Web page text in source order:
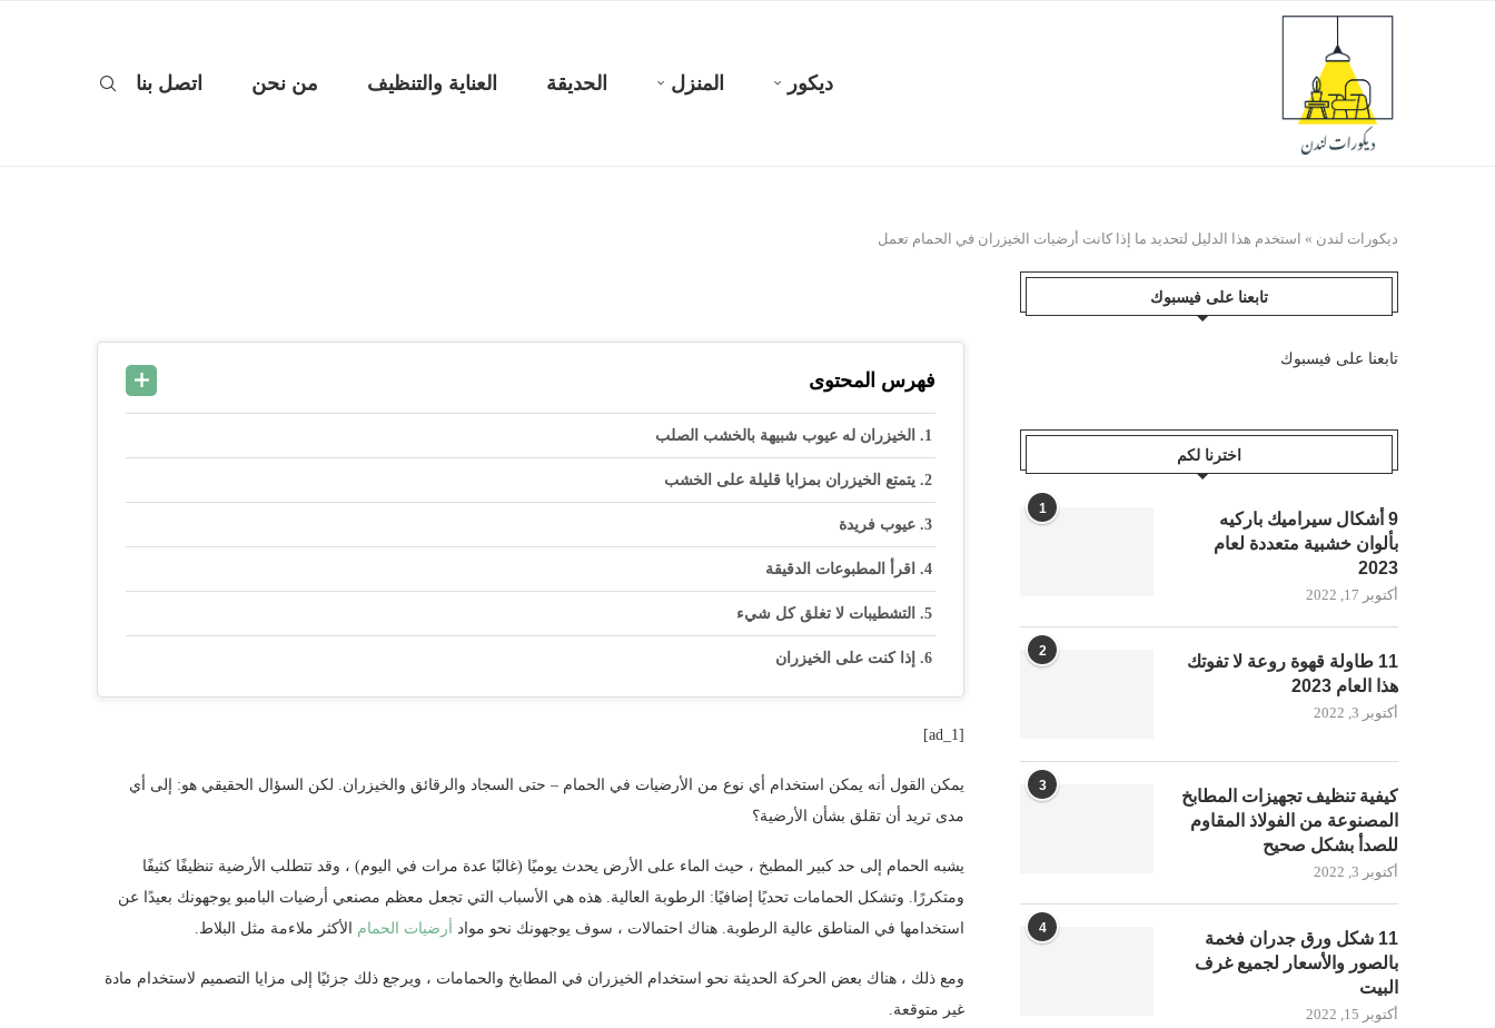
ديكور المنزل الحديقة العناية والتنظيف من نحن اتصل بنا
ديكورات لندن » استخدم هذا الدليل لتحديد ما إذا كانت أرضيات الخيزران في الحمام تعمل
فهرس المحتوى
الخيزران له عيوب شبيهة بالخشب الصلب
يتمتع الخيزران بمزايا قليلة على الخشب
عيوب فريدة
اقرأ المطبوعات الدقيقة
التشطيبات لا تغلق كل شيء
إذا كنت على الخيزران
[ad_1]
يمكن القول أنه يمكن استخدام أي نوع من الأرضيات في الحمام – حتى السجاد والرقائق والخيزران. لكن السؤال الحقيقي هو: إلى أي
مدى تريد أن تقلق بشأن الأرضية؟
يشبه الحمام إلى حد كبير المطبخ ، حيث الماء على الأرض يحدث يوميًا (غالبًا عدة مرات في اليوم) ، وقد تتطلب الأرضية تنظيفًا كثيفًا
ومتكررًا. وتشكل الحمامات تحديًا إضافيًا: الرطوبة العالية. هذه هي الأسباب التي تجعل معظم مصنعي أرضيات البامبو يوجهونك بعيدًا عن
استخدامها في المناطق عالية الرطوبة. هناك احتمالات ، سوف يوجهونك نحو مواد أرضيات الحمام الأكثر ملاءمة مثل البلاط.
ومع ذلك ، هناك بعض الحركة الحديثة نحو استخدام الخيزران في المطابخ والحمامات ، ويرجع ذلك جزئيًا إلى مزايا التصميم لاستخدام مادة
غير متوقعة.
تابعنا على فيسبوك
تابعنا على فيسبوك
اخترنا لكم
1
9 أشكال سيراميك باركيه
بألوان خشبية متعددة لعام
2023
أكتوبر 17, 2022
2
11 طاولة قهوة روعة لا تفوتك
هذا العام 2023
أكتوبر 3, 2022
3
كيفية تنظيف تجهيزات المطابخ
المصنوعة من الفولاذ المقاوم
للصدأ بشكل صحيح
أكتوبر 3, 2022
4
11 شكل ورق جدران فخمة
بالصور والأسعار لجميع غرف
البيت
أكتوبر 15, 2022